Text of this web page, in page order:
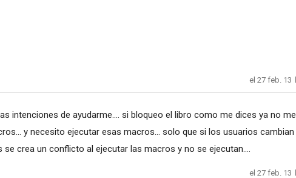
el 27 feb. 13
intenciones de ayudarme.... si bloqueo el libro como me dices ya no me
y necesito ejecutar esas macros... solo que si los usuarios cambian
crea un conflicto al ejecutar las macros y no se ejecutan....
el 27 feb. 13